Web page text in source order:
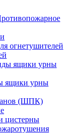
огнетушителей
ящики урны
(ШПК)
цистерны